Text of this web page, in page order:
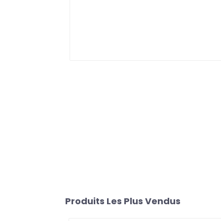
Produits Les Plus Vendus